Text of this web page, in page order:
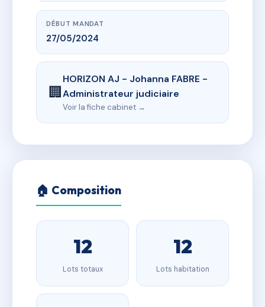
DÉBUT MANDAT
27/05/2024
🏢
HORIZON AJ - Johanna FABRE -
Administrateur judiciaire
Voir la fiche cabinet →
🏠 Composition
12
Lots totaux
12
Lots habitation